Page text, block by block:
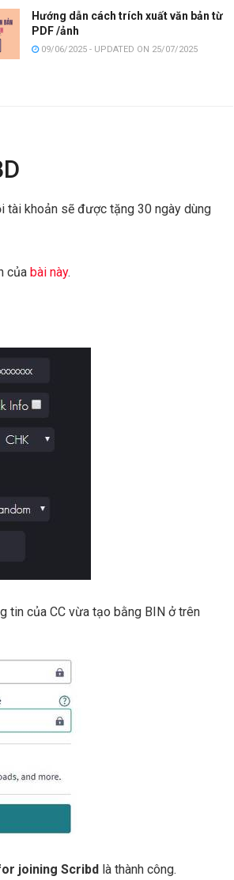
Hướng dẫn cách trích xuất văn bản từ
PDF /ảnh
09/06/2025 - UPDATED ON 25/07/2025
tài khoản sẽ được tặng 30 ngày dùng
của bài này.
tin của CC vừa tạo bằng BIN ở trên
joining Scribd là thành công.